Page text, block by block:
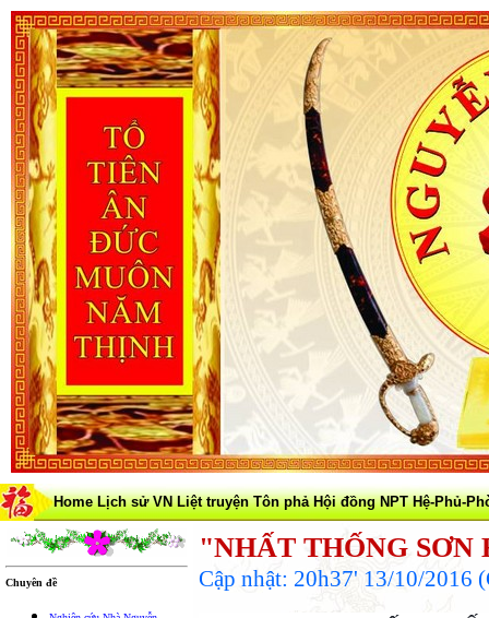
Home Lịch sử VN Liệt truyện Tôn phả Hội đồng NPT Hệ-Phủ-
Chuyên đề
"NHẤT THỐNG
Cập nhật: 20h37' 13/10/2016